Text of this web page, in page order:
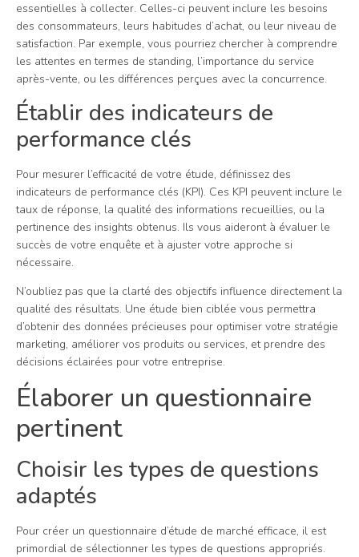
essentielles à collecter. Celles-ci peuvent inclure les besoins
des consommateurs, leurs habitudes d’achat, ou leur niveau de
satisfaction. Par exemple, vous pourriez chercher à comprendre
les attentes en termes de standing, l’importance du service
après-vente, ou les différences perçues avec la concurrence.
Établir des indicateurs de
performance clés
Pour mesurer l’efficacité de votre étude, définissez des
indicateurs de performance clés (KPI). Ces KPI peuvent inclure le
taux de réponse, la qualité des informations recueillies, ou la
pertinence des insights obtenus. Ils vous aideront à évaluer le
succès de votre enquête et à ajuster votre approche si
nécessaire.
N’oubliez pas que la clarté des objectifs influence directement la
qualité des résultats. Une étude bien ciblée vous permettra
d’obtenir des données précieuses pour optimiser votre stratégie
marketing, améliorer vos produits ou services, et prendre des
décisions éclairées pour votre entreprise.
Élaborer un questionnaire
pertinent
Choisir les types de questions
adaptés
Pour créer un questionnaire d’étude de marché efficace, il est
primordial de sélectionner les types de questions appropriés.